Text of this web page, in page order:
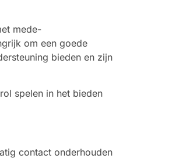
mede-
om een goede
bieden en zijn
spelen in het bieden
contact onderhouden